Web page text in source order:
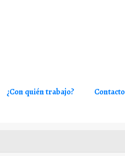
¿Con quién trabajo? Contacto